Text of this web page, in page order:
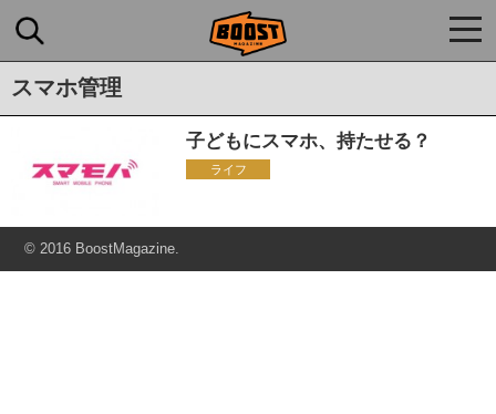
スマホ管理
子どもにスマホ、持たせる？
ライフ
© 2016 BoostMagazine.